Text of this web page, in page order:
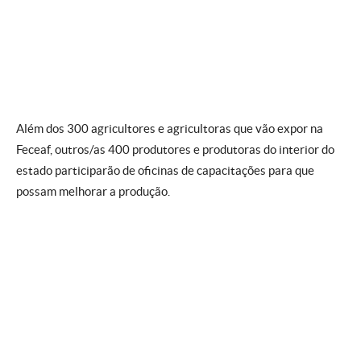
Além dos 300 agricultores e agricultoras que vão expor na
Feceaf, outros/as 400 produtores e produtoras do interior do
estado participarão de oficinas de capacitações para que
possam melhorar a produção.